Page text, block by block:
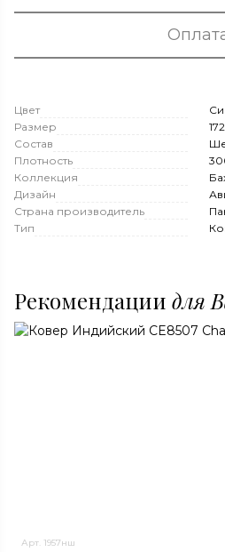
Цвет
Размер
Состав
Плотность
Коллекция
Дизайн
Страна производитель
Тип
Рекомендации для
Арт. 1957нш